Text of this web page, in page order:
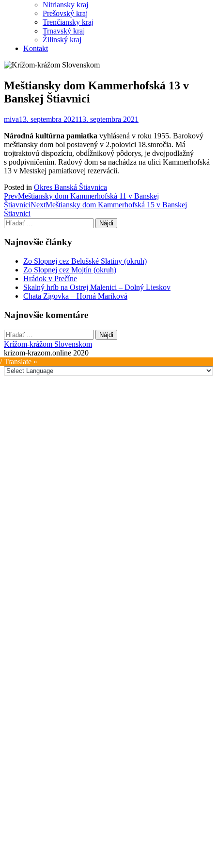
Nitriansky kraj
Prešovský kraj
Trenčiansky kraj
Trnavský kraj
Žilinský kraj
Kontakt
Meštiansky dom Kammerhofská 13 v
Banskej Štiavnici
miva13. septembra 202113. septembra 2021
Národná kultúrna pamiatka vyhlásená v roku 1955. Barokový
meštiansky dom bol postavený v 2.polovici 18.storočia. Má
trojtraktovú dispozíciu, obdĺžnikový pôdorys, je dvojpodlažný
s podpivničením. Radový dom sa nachádza na ulici Kammerhofská
13 v Mestskej pamiatkovej rezervácii.
Posted in Okres Banská Štiavnica
Post
navigation
PrevMeštiansky dom Kammerhofská 11 v Banskej
ŠtiavniciNextMeštiansky dom Kammerhofská 15 v Banskej
Štiavnici
Hľadať:
Najnovšie články
Zo Slopnej cez Belušské Slatiny (okruh)
Zo Slopnej cez Mojtín (okruh)
Hrádok v Prečíne
Skalný hríb na Ostrej Malenici – Dolný Lieskov
Chata Zigovka – Horná Mariková
Najnovšie komentáre
Hľadať:
Krížom-krážom Slovenskom
krizom-krazom.online 2020
Translate »